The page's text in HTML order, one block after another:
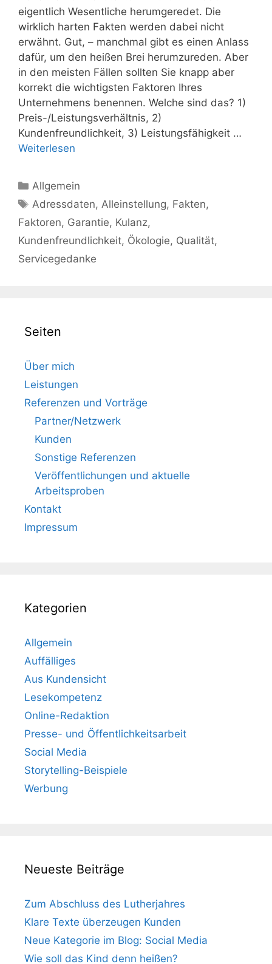
eigentlich Wesentliche herumgeredet. Die
wirklich harten Fakten werden dabei nicht
erwähnt. Gut, – manchmal gibt es einen Anlass
dafür, um den heißen Brei herumzureden. Aber
in den meisten Fällen sollten Sie knapp aber
korrekt die wichtigsten Faktoren Ihres
Unternehmens benennen. Welche sind das? 1)
Preis-/Leistungsverhältnis, 2)
Kundenfreundlichkeit, 3) Leistungsfähigkeit …
Weiterlesen
Kategorien
Allgemein
Schlagwörter
Adressdaten,Alleinstellung, Fakten,
Faktoren, Garantie, Kulanz,
Kundenfreundlichkeit, Ökologie, Qualität,
Servicegedanke
Seiten
Über mich
Leistungen
Referenzen und Vorträge
Partner/Netzwerk
Kunden
Sonstige Referenzen
Veröffentlichungen und aktuelle
Arbeitsproben
Kontakt
Impressum
Kategorien
Allgemein
Auffälliges
Aus Kundensicht
Lesekompetenz
Online-Redaktion
Presse- und Öffentlichkeitsarbeit
Social Media
Storytelling-Beispiele
Werbung
Neueste Beiträge
Zum Abschluss des Lutherjahres
Klare Texte überzeugen Kunden
Neue Kategorie im Blog: Social Media
Wie soll das Kind denn heißen?